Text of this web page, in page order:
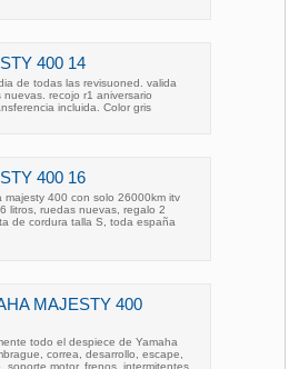
400 14
de todas las revisuoned. valida
recojo r1 aniversario
incluida. Color gris
400 16
majesty 400 con solo 26000km itv
litros, ruedas nuevas, regalo 2
de cordura talla S, toda españa
MAJESTY 400
todo el despiece de Yamaha
correa, desarrollo, escape,
soporte motor, frenos, intermitentes,